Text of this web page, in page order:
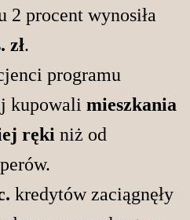
2 procent wynosiła
zł.
programu
kupowali mieszkania
ręki niż od
kredytów zaciągnęły